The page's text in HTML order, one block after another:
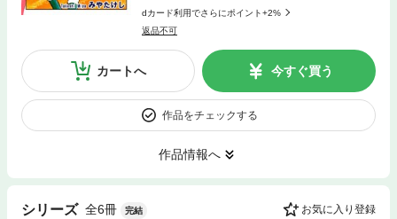
dカード利用でさらにポイント+2%
返品不可
カートへ 今すぐ買う
作品をチェックする
作品情報へ
シリーズ 全6冊 完結 お気に入り登録